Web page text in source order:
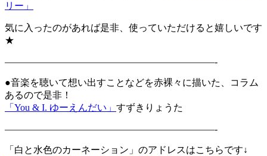
リー」
気に入ったのがあれば是非、使っていただけると嬉しいです
★
——————————————————————-
●音楽を聴いて想い出すことなどを赤裸々に描いた、コラム
あるので是非！
「You & I. ゆーえんだい」 すずきりょうた
——————————————————————-
「白と水色のカーネーション」のアドレスはこちらです↓